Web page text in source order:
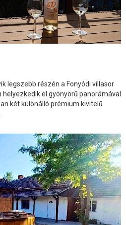
legszebb részén a Fonyódi villasor
el gyönyörű panorámával
két különálló prémium kivitelű